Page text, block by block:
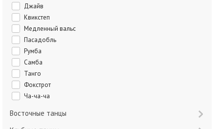
Джайв
Квикстеп
Медленный вальс
Пасадобль
Румба
Самба
Танго
Фокстрот
Ча-ча-ча
Восточные танцы